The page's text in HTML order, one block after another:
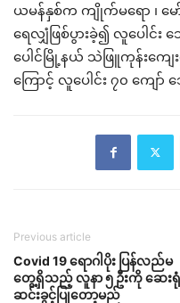
ယမန်နှစ်က ကျိုက်မရော ၊ မေ
ရေလျှံဖြစ်ပွားခဲ့၍ လူပေါင်း သ
ပေါင်မြို့နယ် သဲဖြူကုန်းကျေ
ကြောင့် လူပေါင်း ၇၀ ကျေ
Previous article
Covid 19 ရောဂါပိုး ပြန်လည်မ
တွေ့ရှိသည့် လူနာ ၅ ဦးကို ဆေးရုံ
ဆင်းခွင့်ပြုတော့မည်